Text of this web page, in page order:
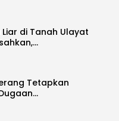
di Tanah Ulayat
Tetapkan